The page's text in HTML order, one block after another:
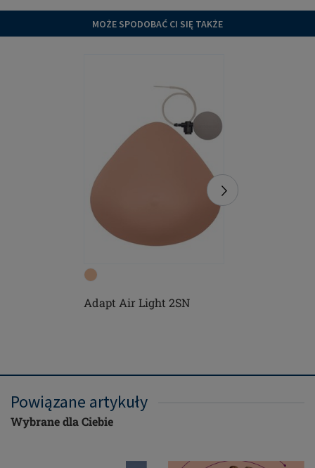
MOŻE SPODOBAĆ CI SIĘ TAKŻE
Adapt Air Light 2SN
Powiązane artykuły
Wybrane dla Ciebie